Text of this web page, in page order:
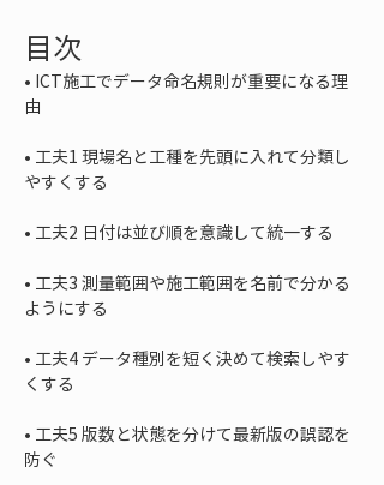
目次
• ICT施工でデータ命名規則が重要になる理
• 工夫1 現場名と工種を先頭に入れて分類し
•
• 工夫3 測量範囲や施工範囲を名前で分かる
• 工夫4 データ種別を短く決めて検索しやす
• 工夫5 版数と状態を分けて最新版の誤認を